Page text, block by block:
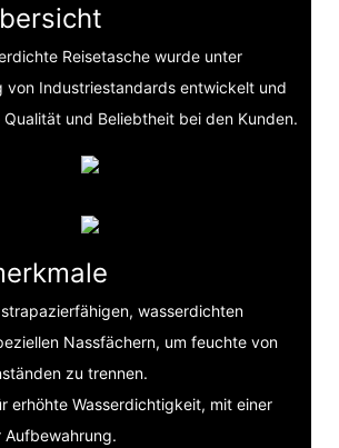
Reisetasche wurde unter
von Industriestandards entwickelt und
und Beliebtheit bei den Kunden.
wasserdichten
Nassfächern, um feuchte von
zu trennen.
erhöhte Wasserdichtigkeit, mit einer
Aufbewahrung.